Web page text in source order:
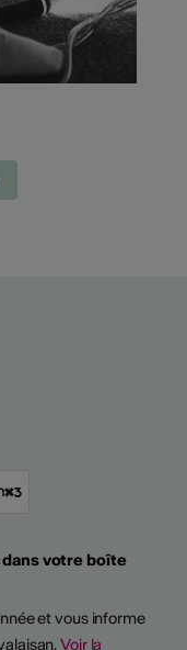
votre boîte
et vous informe
Voir la